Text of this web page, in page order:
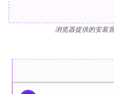
浏览器提供的安装